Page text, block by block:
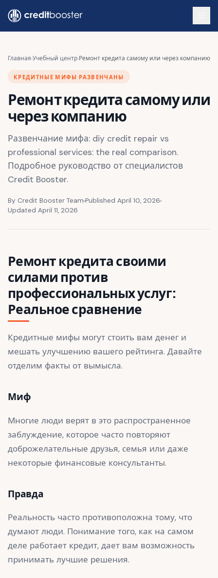
Главная›Учебный центр›Ремонт кредита самому или через компанию
КРЕДИТНЫЕ МИФЫ РАЗВЕНЧАНЫ
Ремонт кредита самому или
через компанию
Развенчание мифа: diy credit repair vs
professional services: the real comparison.
Подробное руководство от специалистов
Credit Booster.
By Credit Booster Team Published April 10, 2026
Updated April 11, 2026
Ремонт кредита своими
силами против
профессиональных услуг:
Реальное сравнение
Кредитные мифы могут стоить вам денег и
мешать улучшению вашего рейтинга. Давайте
отделим факты от вымысла.
Миф
Многие люди верят в это распространенное
заблуждение, которое часто повторяют
доброжелательные друзья, семья или даже
некоторые финансовые консультанты.
Правда
Реальность часто противоположна тому, что
думают люди. Понимание того, как на самом
деле работает кредит, дает вам возможность
принимать лучшие решения.